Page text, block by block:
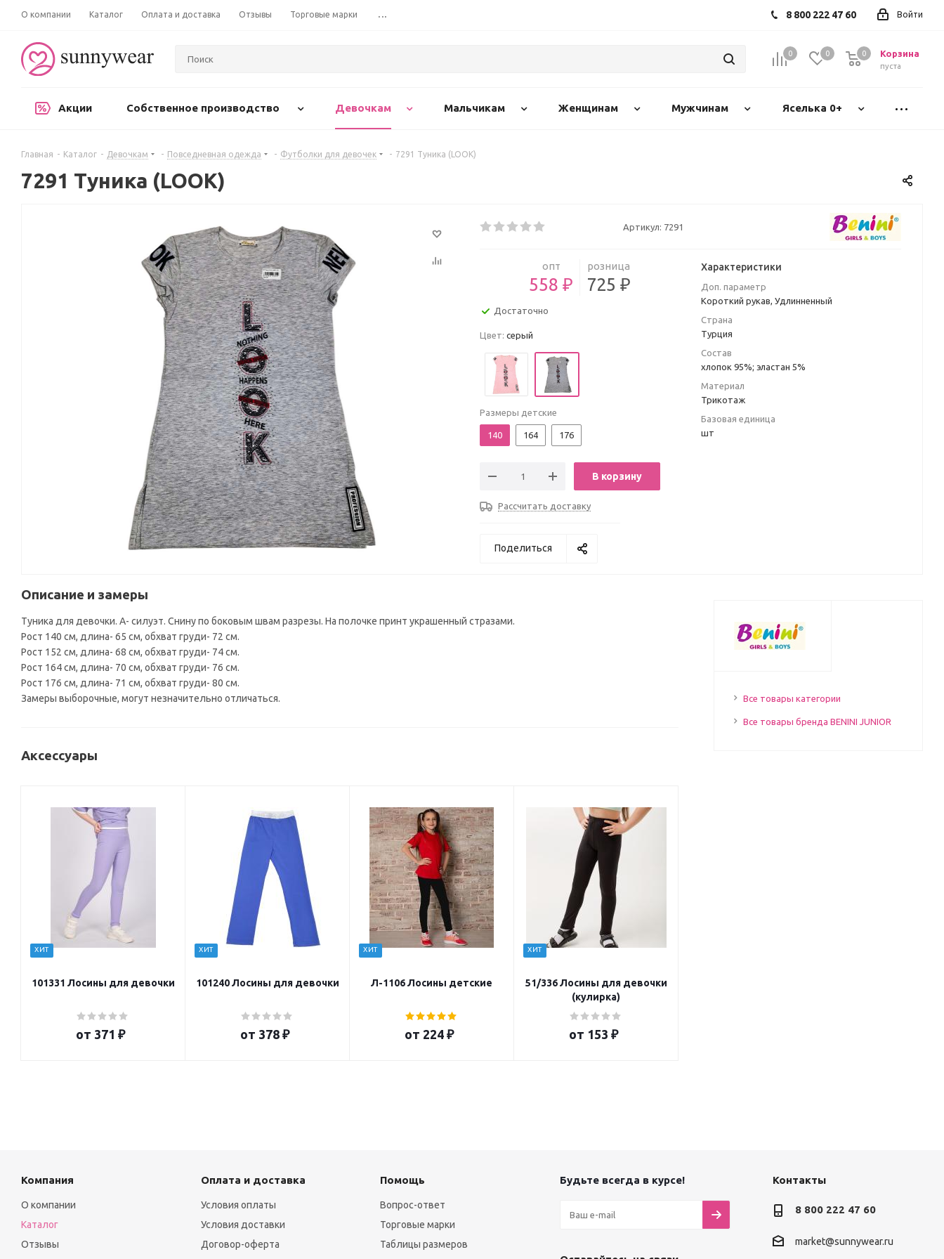
О компании Каталог Оплата и доставка Отзывы Торговые марки ... Войти
8 800 222 47 60
0 0 Корзина
пуста
0
Акции Собственное производство Девочкам Мальчикам Женщинам Мужчинам Яселька 0+
Главная - Каталог - Девочкам - Повседневная одежда - Футболки для девочек - 7291 Туника (LOOK)
7291 Туника (LOOK)
Артикул: 7291
опт
558 ₽
розница
725 ₽
Достаточно
Цвет: серый
Размеры детские
140 164 176
В корзину
Рассчитать доставку
Характеристики
Доп. параметр
Короткий рукав, Удлинненный
Страна
Турция
Состав
хлопок 95%; эластан 5%
Материал
Трикотаж
Базовая единица
шт
Поделиться
Описание и замеры
Туника для девочки. А- силуэт. Снину по боковым швам разрезы. На полочке принт украшенный стразами.
Рост 140 см, длина- 65 см, обхват груди- 72 см.
Рост 152 см, длина- 68 см, обхват груди- 74 см.
Рост 164 см, длина- 70 см, обхват груди- 76 см.
Рост 176 см, длина- 71 см, обхват груди- 80 см.
Замеры выборочные, могут незначительно отличаться.
Аксессуары
ХИТ
101331 Лосины для девочки
от 371 ₽
ХИТ
101240 Лосины для девочки
от 378 ₽
ХИТ
Л-1106 Лосины детские
от 224 ₽
ХИТ
51/336 Лосины для девочки
(кулирка)
от 153 ₽
Все товары категории
Все товары бренда BENINI JUNIOR
Компания
О компании
Каталог
Отзывы
Оплата и доставка
Условия оплаты
Условия доставки
Договор-оферта
Помощь
Вопрос-ответ
Торговые марки
Таблицы размеров
Будьте всегда в курсе! Контакты
8 800 222 47 60
market@sunnywear.ru